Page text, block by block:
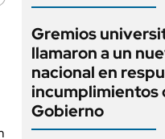
Gremios
llamaron a un
nacional en
incumplimientos
Gobierno